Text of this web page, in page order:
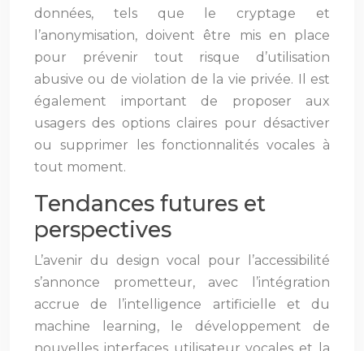
données, tels que le cryptage et
l’anonymisation, doivent être mis en place
pour prévenir tout risque d’utilisation
abusive ou de violation de la vie privée. Il est
également important de proposer aux
usagers des options claires pour désactiver
ou supprimer les fonctionnalités vocales à
tout moment.
Tendances futures et
perspectives
L’avenir du design vocal pour l’accessibilité
s’annonce prometteur, avec l’intégration
accrue de l’intelligence artificielle et du
machine learning, le développement de